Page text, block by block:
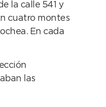
la calle 541 y
cuatro montes
En cada
las